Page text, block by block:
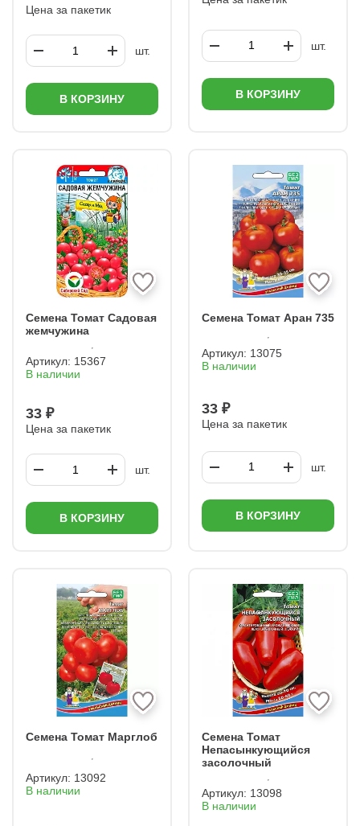
Цена за пакетик
шт.
В КОРЗИНУ
шт.
В КОРЗИНУ
Семена Томат Садовая
жемчужина
Артикул: 15367
В наличии
33 ₽
Цена за пакетик
шт.
В КОРЗИНУ
Семена Томат Аран 735
Артикул: 13075
В наличии
33 ₽
Цена за пакетик
шт.
В КОРЗИНУ
Семена Томат Марглоб
Артикул: 13092
В наличии
Семена Томат
Непасынкующийся
засолочный
Артикул: 13098
В наличии